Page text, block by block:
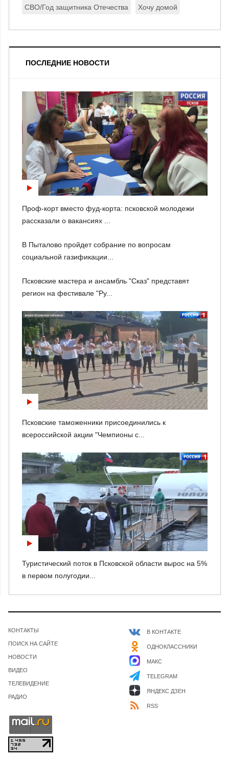
СВО/Год защитника Отечества Хочу домой
ПОСЛЕДНИЕ НОВОСТИ
Проф-корт вместо фуд-корта: псковской молодежи
рассказали о вакансиях ...
В Пыталово пройдет собрание по вопросам
социальной газификации...
Псковские мастера и ансамбль "Сказ" представят
регион на фестивале "Ру...
Псковские таможенники присоединились к
всероссийской акции "Чемпионы с...
Туристический поток в Псковской области вырос на 5%
в первом полугодии...
КОНТАКТЫ
ПОИСК НА САЙТЕ
НОВОСТИ
ВИДЕО
ТЕЛЕВИДЕНИЕ
РАДИО
В КОНТАКТЕ
ОДНОКЛАССНИКИ
МАКС
TELEGRAM
ЯНДЕКС ДЗЕН
RSS